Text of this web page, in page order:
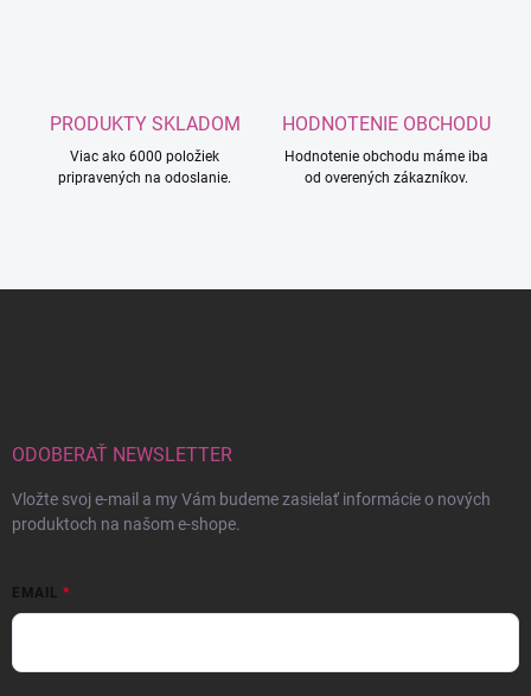
PRODUKTY SKLADOM
Viac ako 6000 položiek
pripravených na odoslanie.
HODNOTENIE OBCHODU
Hodnotenie obchodu máme iba
od overených zákazníkov.
ODOBERAŤ NEWSLETTER
Vložte svoj e-mail a my Vám budeme zasielať informácie o nových
produktoch na našom e-shope.
EMAIL